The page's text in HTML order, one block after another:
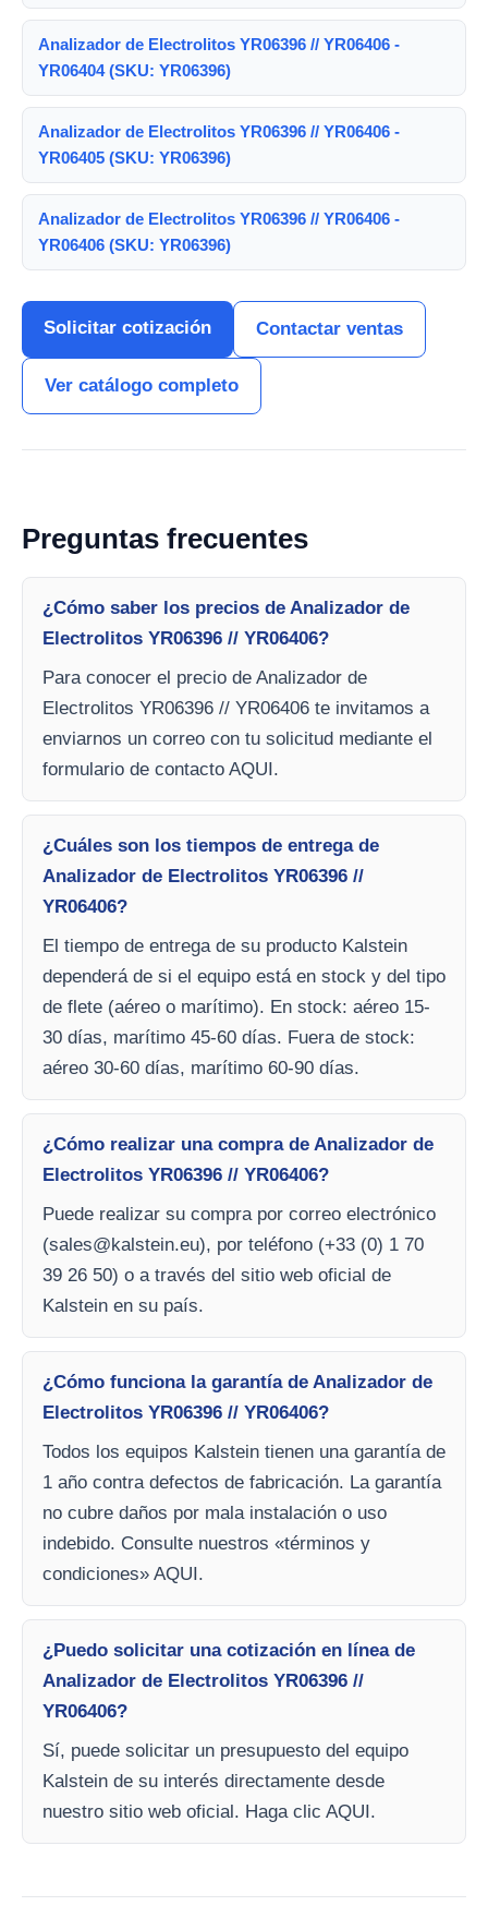
Analizador de Electrolitos YR06396 // YR06406 -
YR06404 (SKU: YR06396)
Analizador de Electrolitos YR06396 // YR06406 -
YR06405 (SKU: YR06396)
Analizador de Electrolitos YR06396 // YR06406 -
YR06406 (SKU: YR06396)
Solicitar cotización Contactar ventas
Ver catálogo completo
Preguntas frecuentes
¿Cómo saber los precios de Analizador de
Electrolitos YR06396 // YR06406?
Para conocer el precio de Analizador de
Electrolitos YR06396 // YR06406 te invitamos a
enviarnos un correo con tu solicitud mediante el
formulario de contacto AQUI.
¿Cuáles son los tiempos de entrega de
Analizador de Electrolitos YR06396 //
YR06406?
El tiempo de entrega de su producto Kalstein
dependerá de si el equipo está en stock y del tipo
de flete (aéreo o marítimo). En stock: aéreo 15-
30 días, marítimo 45-60 días. Fuera de stock:
aéreo 30-60 días, marítimo 60-90 días.
¿Cómo realizar una compra de Analizador de
Electrolitos YR06396 // YR06406?
Puede realizar su compra por correo electrónico
(sales@kalstein.eu), por teléfono (+33 (0) 1 70
39 26 50) o a través del sitio web oficial de
Kalstein en su país.
¿Cómo funciona la garantía de Analizador de
Electrolitos YR06396 // YR06406?
Todos los equipos Kalstein tienen una garantía de
1 año contra defectos de fabricación. La garantía
no cubre daños por mala instalación o uso
indebido. Consulte nuestros «términos y
condiciones» AQUI.
¿Puedo solicitar una cotización en línea de
Analizador de Electrolitos YR06396 //
YR06406?
Sí, puede solicitar un presupuesto del equipo
Kalstein de su interés directamente desde
nuestro sitio web oficial. Haga clic AQUI.